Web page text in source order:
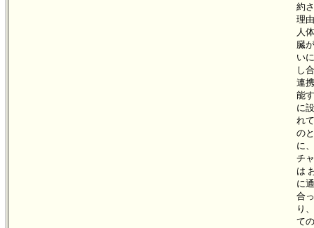
約
理
人
臓
い
し
連
能
に
れ
の
に、
チ
は
に
合
り
て